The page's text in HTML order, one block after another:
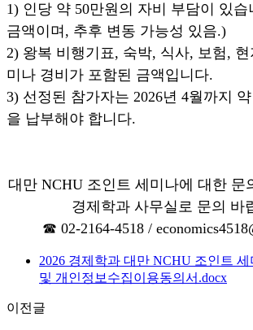
1) 인당 약 50만원의 자비 부담이 있
금액이며, 추후 변동 가능성 있음.)
2) 왕복 비행기표, 숙박, 식사, 보험, 현
미나 경비가 포함된 금액입니다.
3) 선정된 참가자는 2026년 4월까지
을 납부해야 합니다.
대만 NCHU 조인트 세미나에 대한 문
경제학과 사무실로 문의 바
☎ 02-2164-4518 /
2026 경제학과 대만 NCHU 조인트
및 개인정보수집이용동의서.docx
이전글